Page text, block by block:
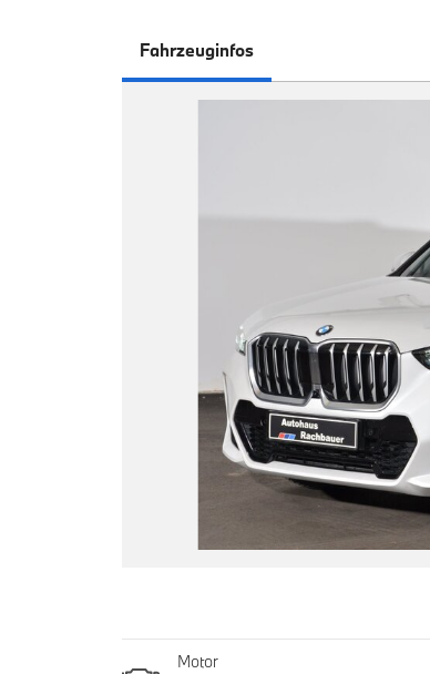
Fahrzeuginfos
Motor